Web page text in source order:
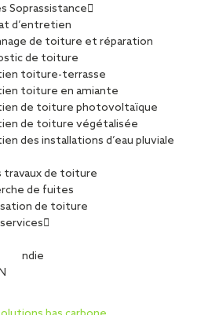
Soprassistance
d’entretien
de toiture et réparation
de toiture
toiture-terrasse
toiture en amiante
de toiture photovoltaïque
de toiture végétalisée
des installations d’eau pluviale
travaux de toiture
de fuites
de toiture
Incendie